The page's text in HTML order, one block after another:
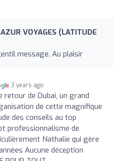
VOYAGES (LATITUDE
message. Au plaisir
3 years ago
retour de Dubai, un grand
de cette magnifique
des conseils au top
professionnalisme de
Nathalie qui gère
Aucune déception